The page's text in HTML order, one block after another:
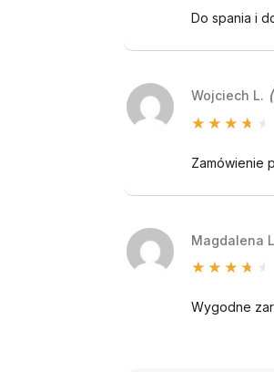
na 5
Do spania i
Oceniono
na 5
Wojciech L.
Zamówienie
Oceniono
na 5
Magdalena
Wygodne